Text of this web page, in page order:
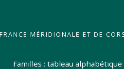
MÉRIDIONALE ET DE
Familles : tableau alphabétique